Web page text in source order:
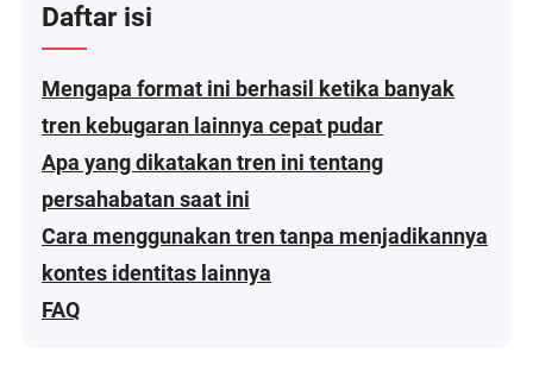
Daftar isi
Mengapa format ini berhasil ketika banyak
tren kebugaran lainnya cepat pudar
Apa yang dikatakan tren ini tentang
persahabatan saat ini
Cara menggunakan tren tanpa menjadikannya
kontes identitas lainnya
FAQ